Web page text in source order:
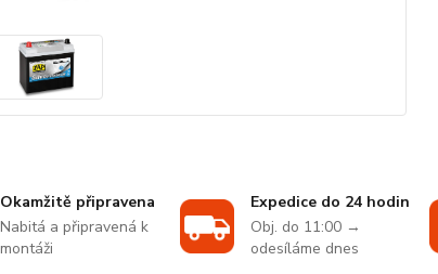
Okamžitě připravena
Nabitá a připravená k
montáži
Expedice do 24 hodin
Obj. do 11:00 →
odesíláme dnes